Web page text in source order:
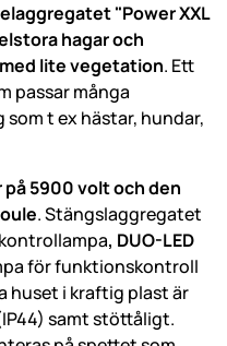
"Power XXL
hagar och
lite vegetation. Ett
passar många
t ex hästar, hundar,
5900 volt och den
. Stängslaggregatet
, DUO-LED
för funktionskontroll
huset i kraftig plast är
samt stöttåligt.